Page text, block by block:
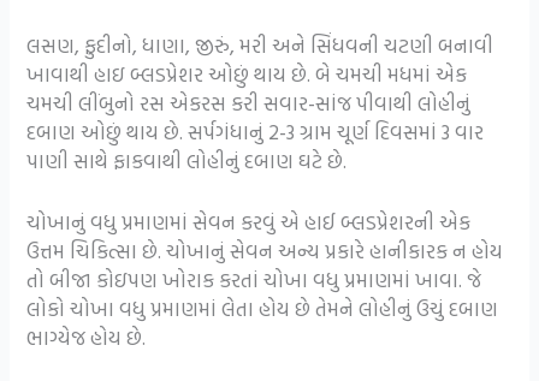
લસણ, ફુદીનો, ધાણા, જીરું, મરી અને સિંધવની ચટણી બનાવી
ખાવાથી હાઇ બ્લડપ્રેશર ઓછું થાય છે. બે ચમચી મધમાં એક
ચમચી લીંબુનો રસ એકરસ કરી સવાર-સાંજ પીવાથી લોહીનું
દબાણ ઓછું થાય છે. સર્પગંધાનું 2-3 ગ્રામ ચૂર્ણ દિવસમાં 3 વાર
પાણી સાથે ફાકવાથી લોહીનું દબાણ ઘટે છે.
ચોખાનું વધુ પ્રમાણમાં સેવન કરવું એ હાઈ બ્લડપ્રેશરની એક
ઉત્તમ ચિકિત્સા છે. ચોખાનું સેવન અન્ય પ્રકારે હાનીકારક ન હોય
તો બીજા કોઇપણ ખોરાક કરતાં ચોખા વધુ પ્રમાણમાં ખાવા. જે
લોકો ચોખા વધુ પ્રમાણમાં લેતા હોય છે તેમને લોહીનું ઉચું દબાણ
ભાગ્યેજ હોય છે.